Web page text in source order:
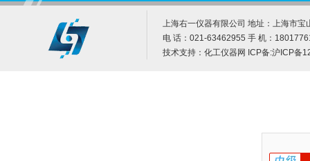
上海右一仪器有限公司 地址：上海市宝
电 话：021-63462955 手 机：
技术支持： 化工仪器网 ICP备:沪ICP备